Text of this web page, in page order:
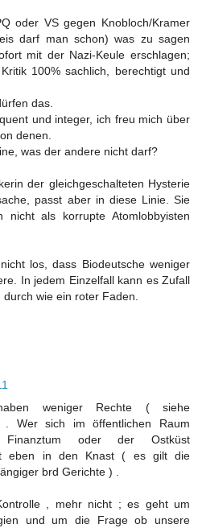
oder VS gegen Knobloch/Kramer
darf man schon) was zu sagen
mit der Nazi-Keule erschlagen;
100% sachlich, berechtigt und
das.
und integer, ich freu mich über
denen.
was der andere nicht darf?
der gleichgeschalteten Hysterie
passt aber in diese Linie. Sie
nicht als korrupte Atomlobbyisten
los, dass Biodeutsche weniger
In jedem Einzelfall kann es Zufall
wie ein roter Faden.
weniger Rechte ( siehe
. Wer sich im öffentlichen Raum
oder der Ostküst
eben in den Knast ( es gilt die
brd Gerichte ) .
, mehr nicht ; es geht um
und um die Frage ob unsere